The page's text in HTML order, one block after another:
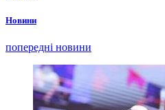
Новини
попередні новини